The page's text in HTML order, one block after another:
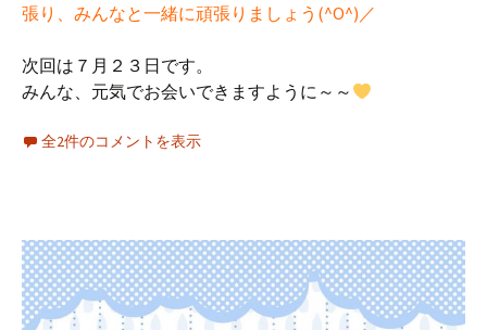
張り、みんなと一緒に頑張りましょう(^O^)／
次回は７月２３日です。
みんな、元気でお会いできますように～～
全2件のコメントを表示